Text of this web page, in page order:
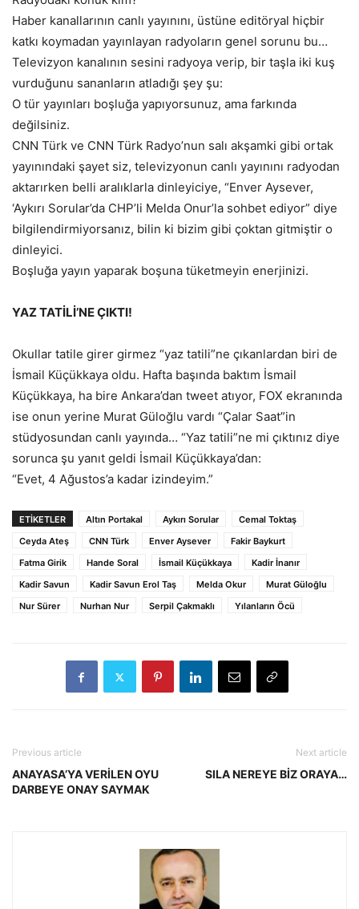
Haber kanallarının canlı yayınını, üstüne editöryal hiçbir
katkı koymadan yayınlayan radyoların genel sorunu bu…
Televizyon kanalının sesini radyoya verip, bir taşla iki kuş
vurduğunu sananların atladığı şey şu:
O tür yayınları boşluğa yapıyorsunuz, ama farkında
değilsiniz.
CNN Türk ve CNN Türk Radyo’nun salı akşamki gibi ortak
yayınındaki şayet siz, televizyonun canlı yayınını radyodan
aktarırken belli aralıklarla dinleyiciye, “Enver Aysever,
‘Aykırı Sorular’da CHP’li Melda Onur’la sohbet ediyor” diye
bilgilendirmiyorsanız, bilin ki bizim gibi çoktan gitmiştir o
dinleyici.
Boşluğa yayın yaparak boşuna tüketmeyin enerjinizi.
YAZ TATİLİ’NE ÇIKTI!
Okullar tatile girer girmez “yaz tatili”ne çıkanlardan biri de
İsmail Küçükkaya oldu. Hafta başında baktım İsmail
Küçükkaya, ha bire Ankara’dan tweet atıyor, FOX ekranında
ise onun yerine Murat Güloğlu vardı “Çalar Saat”in
stüdyosundan canlı yayında… “Yaz tatili”ne mi çıktınız diye
sorunca şu yanıt geldi İsmail Küçükkaya’dan:
“Evet, 4 Ağustos’a kadar izindeyim.”
ETİKETLER Altın Portakal Aykırı Sorular
Cemal Toktaş
Ceyda Ateş
CNN Türk Enver Aysever
Fakir Baykurt
Fatma Girik
Hande Soral İsmail Küçükkaya
Kadir İnanır
Kadir Savun
Kadir Savun Erol Taş Melda Okur
Murat Güloğlu
Nur Sürer
Nurhan Nur Serpil Çakmaklı Yılanların Öcü
Previous article
ANAYASA’YA VERİLEN OYU
DARBEYE ONAY SAYMAK
Next article
SILA NEREYE BİZ ORAYA…